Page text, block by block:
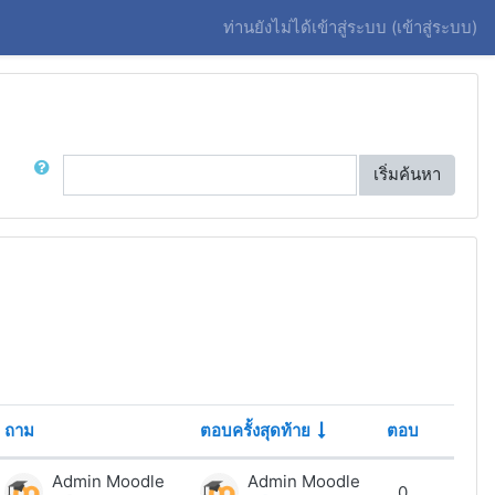
ท่านยังไม่ได้เข้าสู่ระบบ (เข้าสู่ระบบ)
เริ่มค้นหา
ถาม ตอบครั้งสุดท้าย
ตอบ
การกร
Admin Moodle
Admin Moodle